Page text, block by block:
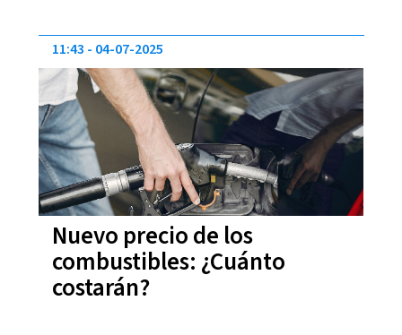
Nuevo precio de los
combustibles: ¿Cuánto
costarán?
11:43 04-07-2025